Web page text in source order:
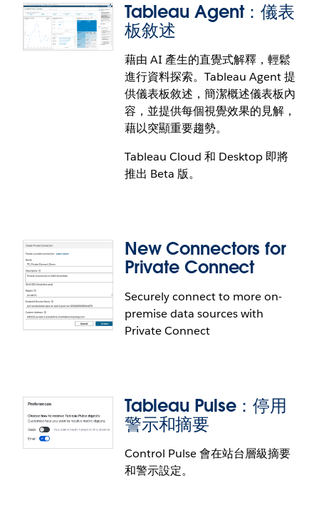
分析各個階段的支援 — 從資料準備到探索和視覺化。
Tableau Server 中的 Tableau Agent 將支援 Tableau
Prep 和 Web 製作功能。若要獲得開箱即用的體驗，
在 Web 製作或 Desktop 中啟動 Tableau Agent 之
前，您需要使用您的 API 金鑰連線到 OpenAI。
受信任的擴展功能
管理員和分析師可以透過快速識別受信任的擴充功
能，自信地採用 Tableau Exchange 中提供的擴充功
能。標示全新藍色勾號徽章的擴充功能由 Tableau 部
署和協調：這些已通過 Tableau 程式碼審查、網路測
任的擴充功能也會自動啟用，以便在 Tableau Public
中完全使用。
受信任的擴充功能可在 Tableau Desktop、Cloud、
Server 和 Public 中使用。
Tableau Agent：儀表
板敘述
藉由 AI 產生的直覺式解釋，輕鬆
進行資料探索。Tableau Agent 提
供儀表板敘述，簡潔概述儀表板內
容，並提供每個視覺效果的見解，
藉以突顯重要趨勢。
Tableau Cloud 和 Desktop 即將
推出 Beta 版。
Tableau Agent：儀表板敘述
勢。
Tableau Cloud 和 Desktop 即將推出 Beta 版。
New Connectors for
Private Connect
Securely connect to more on-
premise data sources with
Private Connect
New Connectors for Private Connect
Tableau Pulse：停用
警示和摘要
Control Pulse 會在站台層級摘要
和警示設定。